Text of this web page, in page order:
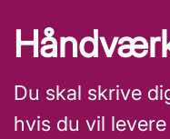
Du skal skrive
hvis du vil